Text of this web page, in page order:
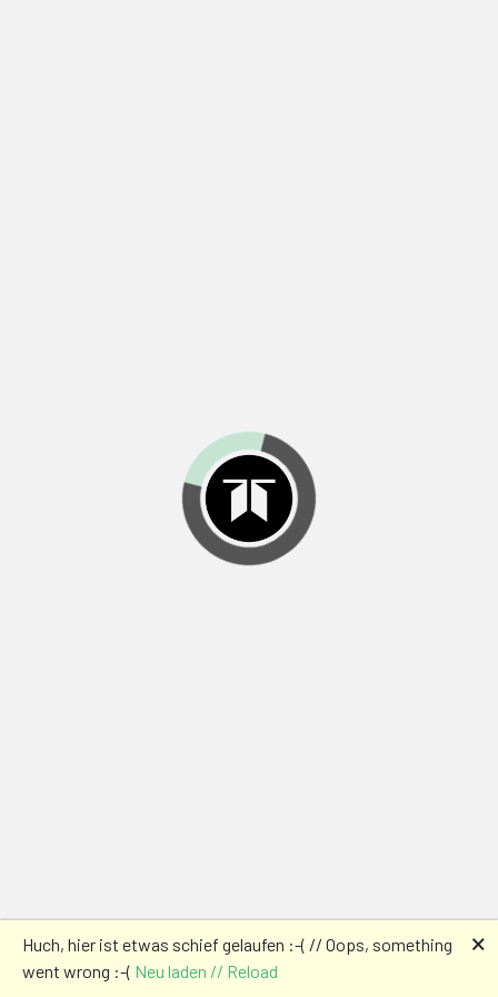
Huch, hier ist etwas schief gelaufen :-( // Oops, something
went wrong :-( Neu laden // Reload
🗙